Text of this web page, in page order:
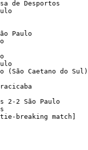
de Desportos
Paulo
(São Caetano do Sul)
2-2 São Paulo
03/01/1957 São Paulo 2-4 Santos	[tie-breaking match]